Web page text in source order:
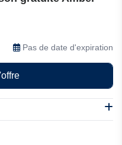
gratuite pour toute
à 299$ chez Amber
Pas de date d'expiration